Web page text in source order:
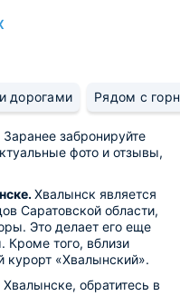
дорогами Рядом с
забронируйте
фото и отзывы,
Хвалынск является
Саратовской области,
Это делает его еще
того, вблизи
«Хвалынский».
обратитесь в